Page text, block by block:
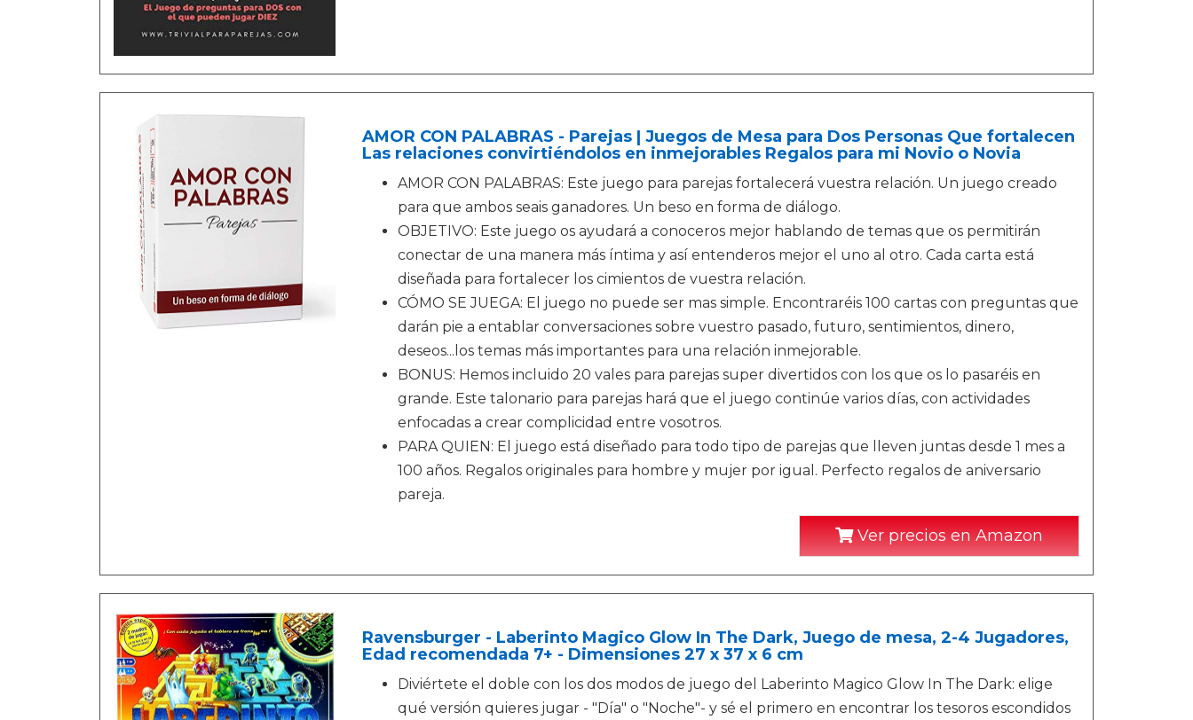
AMOR CON PALABRAS - Parejas | Juegos de Mesa para Dos Personas Que fortalecen
Las relaciones convirtiéndolos en inmejorables Regalos para mi Novio o Novia
AMOR CON PALABRAS: Este juego para parejas fortalecerá vuestra relación. Un juego creado
para que ambos seais ganadores. Un beso en forma de diálogo.
OBJETIVO: Este juego os ayudará a conoceros mejor hablando de temas que os permitirán
conectar de una manera más í­ntima y así entenderos mejor el uno al otro. Cada carta está
diseñada para fortalecer los cimientos de vuestra relación.
CÓMO SE JUEGA: El juego no puede ser mas simple. Encontraréis 100 cartas con preguntas que
darán pie a entablar conversaciones sobre vuestro pasado, futuro, sentimientos, dinero,
deseos...los temas más importantes para una relación inmejorable.
BONUS: Hemos incluido 20 vales para parejas super divertidos con los que os lo pasaréis en
grande. Este talonario para parejas hará que el juego continúe varios días, con actividades
enfocadas a crear complicidad entre vosotros.
PARA QUIEN: El juego está diseñado para todo tipo de parejas que lleven juntas desde 1 mes a
100 años. Regalos originales para hombre y mujer por igual. Perfecto regalos de aniversario
pareja.
Ver precios en Amazon
Ravensburger - Laberinto Magico Glow In The Dark, Juego de mesa, 2-4 Jugadores,
Edad recomendada 7+ - Dimensiones 27 x 37 x 6 cm
Diviértete el doble con los dos modos de juego del Laberinto Magico Glow In The Dark: elige
qué versión quieres jugar - "Día" o "Noche"- y sé el primero en encontrar los tesoros escondidos